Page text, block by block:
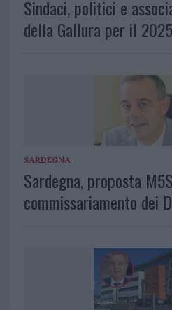
Sindaci, politici e
della Gallura per il 2025
SARDEGNA
Sardegna, proposta
commissariamento dei